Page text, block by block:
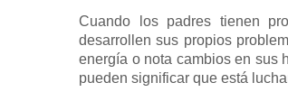
Cuando los padres tienen
desarrollen sus propios
energía o nota cambios en sus
pueden significar que está